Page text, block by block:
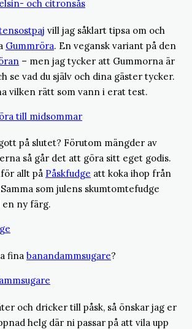
vill jag såklart tipsa om och
Gummröra. En vegansk variant på den
– men jag tycker att Gummorna är
se vad du själv och dina gäster tycker.
vilken rätt som vann i erat test.
på slutet? Förutom mängder av
så går det att göra sitt eget godis.
allt på Påskfudge att koka ihop från
som julens skumtomtefudge
en ny färg.
fina banandammsugare?
och dricker till påsk, så önskar jag er
helg där ni passar på att vila upp